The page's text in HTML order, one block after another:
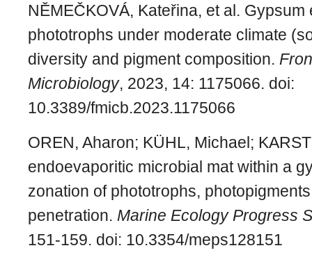
NĚMEČKOVÁ, Kateřina, et al. Gypsum
phototrophs under moderate climate
diversity and pigment composition.
Microbiology, 2023, 14: 1175066. doi:
10.3389/fmicb.2023.1175066
OREN, Aharon; KÜHL, Michael;
endoevaporitic microbial mat within a
zonation of phototrophs,
penetration. Marine Ecology Progress
151-159. doi: 10.3354/meps128151